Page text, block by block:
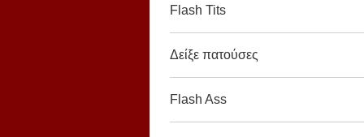
Flash Tits
Δείξε πατούσες
Flash Ass